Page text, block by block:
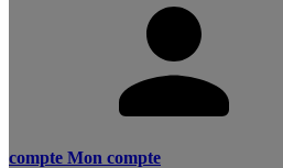
compte Mon compte